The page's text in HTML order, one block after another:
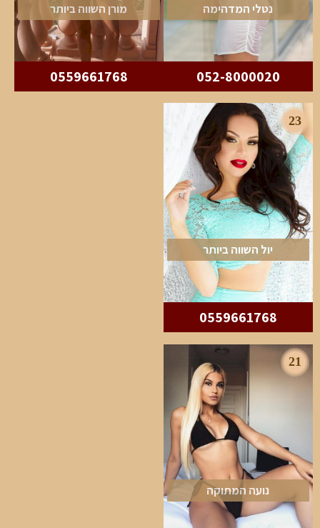
נטלי המדהימה
052-8000020
מורן השווה ביותר
0559661768
23
יול השווה ביותר
0559661768
21
נועה המתוקה